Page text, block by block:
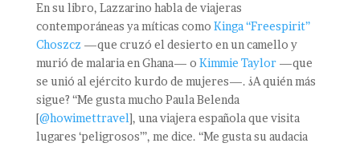
En su libro, Lazzarino habla de viajeras
contemporáneas ya míticas como Kinga “Freespirit”
Choszcz —que cruzó el desierto en un camello y
murió de malaria en Ghana— o Kimmie Taylor—que
se unió al ejército kurdo de mujeres—. ¿A quién más
sigue? “Me gusta mucho Paula Belenda
[@howimettravel], una viajera española que visita
lugares ‘peligrosos’”, me dice. “Me gusta su audacia